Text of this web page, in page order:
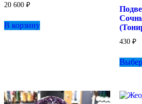
20 600 ₽
В корзину
430 ₽